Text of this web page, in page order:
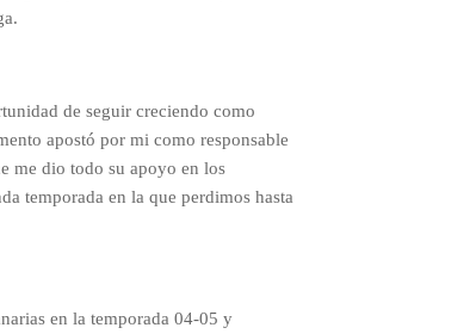
de seguir creciendo como
apostó por mi como responsable
me dio todo su apoyo en los
temporada en la que perdimos hasta
en la temporada 04-05 y